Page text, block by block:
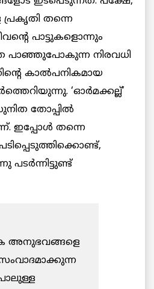
തന്നെ
പാട്ടുകളൊന്നും
പാഞ്ഞുപോകുന്ന നിരവധി
കാൽപനികമായ
‘ഓർമക്കല്ല്’
തോപ്പിൽ
ഇപ്പോൾ തന്നെ
അനുഭവങ്ങളെ